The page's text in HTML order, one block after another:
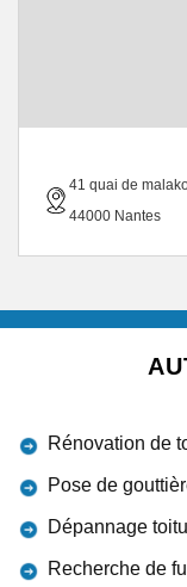
41 quai de
44000 Nantes
Rénovation de
Pose de
Dépannage
Recherche de